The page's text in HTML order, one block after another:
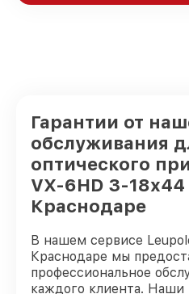
Гарантии от
обслуживания
оптического
VX-6HD 3-18x44
Краснодаре
В нашем сервисе
Краснодаре мы
профессиональное
каждого клиента. Наши